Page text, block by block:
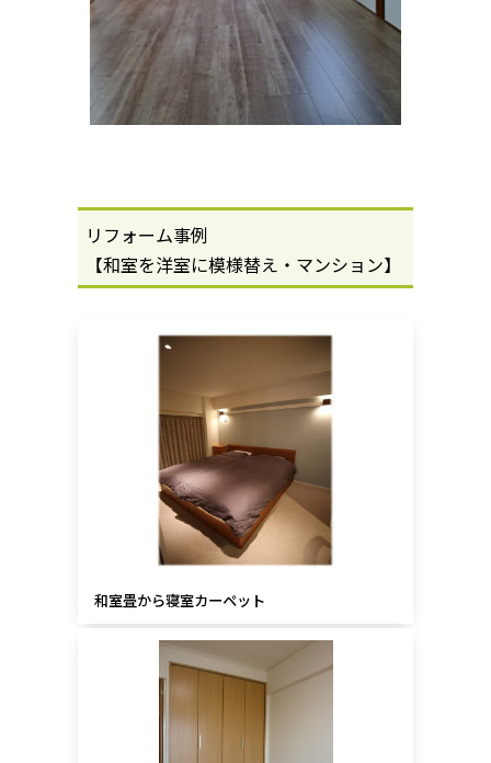
リフォーム事例
【和室を洋室に模様替え・マンション】
和室畳から寝室カーペット